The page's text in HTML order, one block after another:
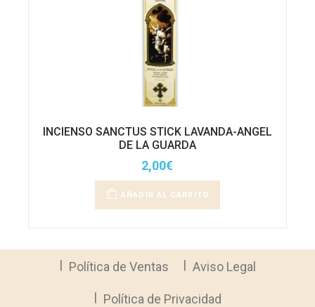
INCIENSO SANCTUS STICK LAVANDA-ANGEL
DE LA GUARDA
2,00€
AÑADIR AL CARRITO
Política de Ventas Aviso Legal
Política de Privacidad